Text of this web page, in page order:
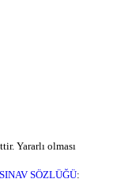
Yararlı olması
SÖZLÜĞÜ: